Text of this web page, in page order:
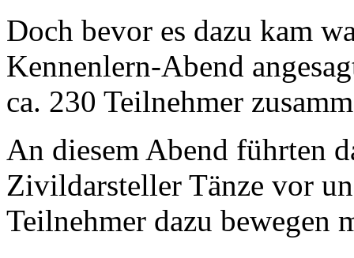
Doch bevor es dazu kam
Kennenlern-Abend
ca. 230 Teilnehmer
An diesem Abend führten
Zivildarsteller Tänze vor
Teilnehmer dazu bewegen